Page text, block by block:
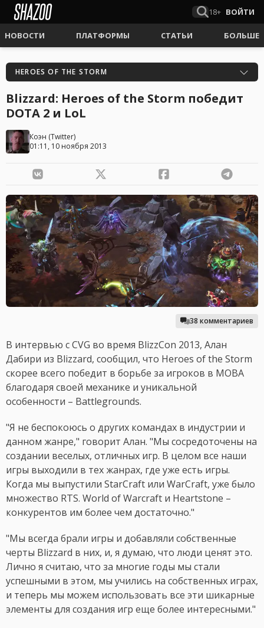
18+ ВОЙТИ
НОВОСТИ ПЛАТФОРМЫ СТАТЬИ БОЛЬШЕ
HEROES OF THE STORM
Blizzard: Heroes of the Storm победит
DOTA 2 и LoL
Коэн (Twitter)
01:11, 10 ноября 2013
38 комментариев
В интервью с CVG во время BlizzCon 2013, Алан
Дабири из Blizzard, сообщил, что Heroes of the Storm
скорее всего победит в борьбе за игроков в MOBA
благодаря своей механике и уникальной
особенности – Battlegrounds.
"Я не беспокоюсь о других командах в индустрии и
данном жанре," говорит Алан. "Мы сосредоточены на
создании веселых, отличных игр. В целом все наши
игры выходили в тех жанрах, где уже есть игры.
Когда мы выпустили StarCraft или WarCraft, уже было
множество RTS. World of Warcraft и Heartstone –
конкурентов им более чем достаточно."
"Мы всегда брали игры и добавляли собственные
черты Blizzard в них, и, я думаю, что люди ценят это.
Лично я считаю, что за многие годы мы стали
успешными в этом, мы учились на собственных играх,
и теперь мы можем использовать все эти шикарные
элементы для создания игр еще более интересными."